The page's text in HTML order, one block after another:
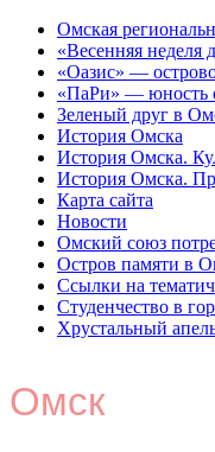
Омская
«Весенняя
«Оазис» —
«ПаРи» — юность
Зеленый друг в
История Омска
История Омска.
История Омска.
Карта сайта
Новости
Омский союз
Остров памяти в
Ссылки на
Студенчество в
Хрустальный
Омск